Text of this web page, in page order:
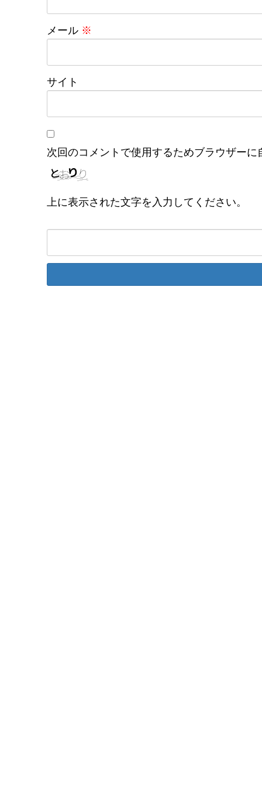
メール ※
サイト
次回のコメントで使用するためブラウザー
上に表示された文字を入力してください。